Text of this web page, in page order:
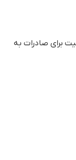
برای صادرات به